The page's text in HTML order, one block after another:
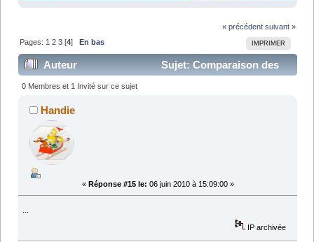
« précédent suivant »
IMPRIMER
Pages: 1 2 3 [4] En bas
Auteur
Sujet: Comparaison des
systèmes "3ème roue" : M.T.C., Lomo 360 ... (Lu
107949 fois)
0 Membres et 1 Invité sur ce sujet
Handie
« Réponse #15 le: 06 juin 2010 à 15:09:00 »
...
IP archivée